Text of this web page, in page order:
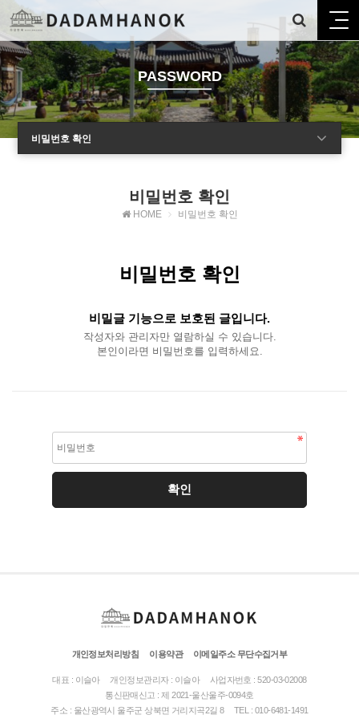
PASSWORD
비밀번호 확인
비밀번호 확인
HOME 비밀번호 확인
비밀번호 확인
비밀글 기능으로 보호된 글입니다.
작성자와 관리자만 열람하실 수 있습니다.
본인이라면 비밀번호를 입력하세요.
개인정보처리방침 이용약관 이메일주소 무단수집거부
대표 : 이슬아 개인정보관리자 : 이슬아
사업자번호 : 520-03-02008
통신판매신고 : 제 2021-울산울주-0094호
주소 : 울산광역시 울주군 상북면 거리지곡2길 8
TEL : 010-6481-1491